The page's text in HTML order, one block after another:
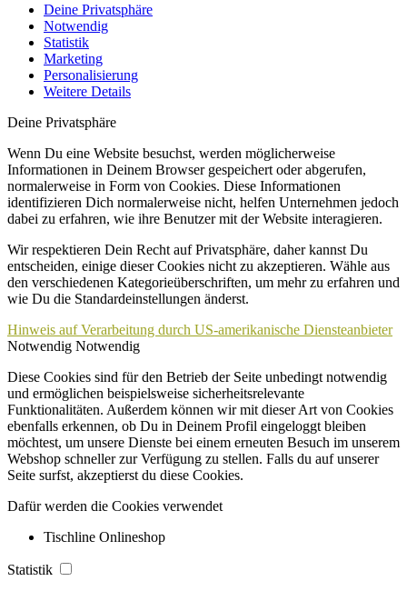
Deine Privatsphäre
Notwendig
Statistik
Marketing
Personalisierung
Weitere Details
Deine Privatsphäre
Wenn Du eine Website besuchst, werden möglicherweise
Informationen in Deinem Browser gespeichert oder abgerufen,
normalerweise in Form von Cookies. Diese Informationen
identifizieren Dich normalerweise nicht, helfen Unternehmen jedoch
dabei zu erfahren, wie ihre Benutzer mit der Website interagieren.
Wir respektieren Dein Recht auf Privatsphäre, daher kannst Du
entscheiden, einige dieser Cookies nicht zu akzeptieren. Wähle aus
den verschiedenen Kategorieüberschriften, um mehr zu erfahren und
wie Du die Standardeinstellungen änderst.
Hinweis auf Verarbeitung durch US-amerikanische Diensteanbieter
Notwendig Notwendig
Diese Cookies sind für den Betrieb der Seite unbedingt notwendig
und ermöglichen beispielsweise sicherheitsrelevante
Funktionalitäten. Außerdem können wir mit dieser Art von Cookies
ebenfalls erkennen, ob Du in Deinem Profil eingeloggt bleiben
möchtest, um unsere Dienste bei einem erneuten Besuch im unserem
Webshop schneller zur Verfügung zu stellen. Falls du auf unserer
Seite surfst, akzeptierst du diese Cookies.
Dafür werden die Cookies verwendet
Tischline Onlineshop
Statistik